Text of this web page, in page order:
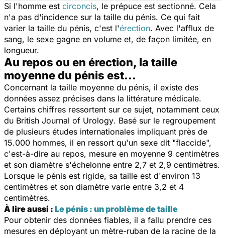
Si l'homme est circoncis, le prépuce est sectionné. Cela
n'a pas d'incidence sur la taille du pénis. Ce qui fait
varier la taille du pénis, c'est l'érection. Avec l'afflux de
sang, le sexe gagne en volume et, de façon limitée, en
longueur.
Au repos ou en érection, la taille
moyenne du pénis est...
Concernant la taille moyenne du pénis, il existe des
données assez précises dans la littérature médicale.
Certains chiffres ressortent sur ce sujet, notamment ceux
du British Journal of Urology. Basé sur le regroupement
de plusieurs études internationales impliquant près de
15.000 hommes, il en ressort qu'un sexe dit "flaccide",
c'est-à-dire au repos, mesure en moyenne 9 centimètres
et son diamètre s'échelonne entre 2,7 et 2,9 centimètres.
Lorsque le pénis est rigide, sa taille est d'environ 13
centimètres et son diamètre varie entre 3,2 et 4
centimètres.
À lire aussi : Le pénis : un problème de taille
Pour obtenir des données fiables, il a fallu prendre ces
mesures en déployant un mètre-ruban de la racine de la